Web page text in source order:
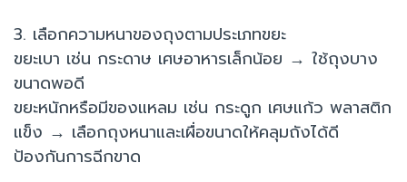
3. เลือกความหนาของถุงตามประเภทขยะ
ขยะเบา เช่น กระดาษ เศษอาหารเล็กน้อย → ใช้ถุงบาง
ขนาดพอดี
ขยะหนักหรือมีของแหลม เช่น กระดูก เศษแก้ว พลาสติก
แข็ง → เลือกถุงหนาและเผื่อขนาดให้คลุมถังได้ดี
ป้องกันการฉีกขาด